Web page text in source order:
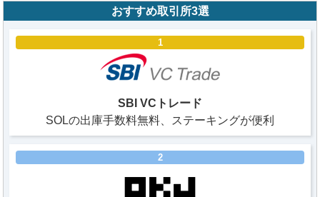
おすすめ取引所3選
1
SBI VCトレード
SOLの出庫手数料無料、ステーキングが便利
2